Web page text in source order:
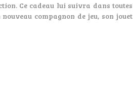
Ce cadeau lui suivra dans toutes
compagnon de jeu, son jouet